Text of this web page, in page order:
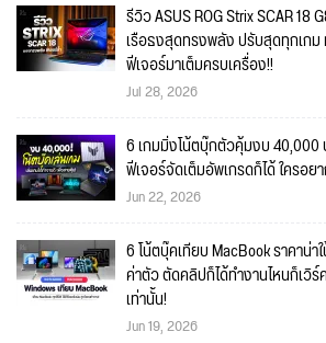
รีวิว ASUS ROG Strix SCAR 18
เรือธงสุดทรงพลัง ปรับสุดทุกเก
ฟีเจอร์มาเต็มครบเครื่อง!!
Jul 28, 2026
6 เกมมิ่งโน้ตบุ๊กตัวคุ้มงบ 40,000
ฟีเจอร์จัดเต็มอัพเกรดก็ได้ ใครอย
Jun 22, 2026
6 โน้ตบุ๊คเทียบ MacBook ราคาน่
ค่าตัว ตัดคลิปก็ได้ทำงานไหนก็เวิ
เท่านั้น!
Jun 19, 2026